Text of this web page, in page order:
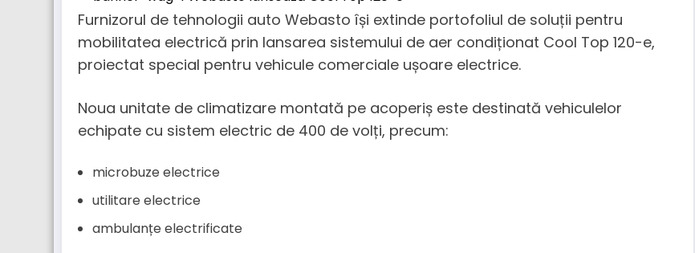
Furnizorul de tehnologii auto Webasto își extinde portofoliul de soluții pentru
mobilitatea electrică prin lansarea sistemului de aer condiționat Cool Top 120-e,
proiectat special pentru vehicule comerciale ușoare electrice.
Noua unitate de climatizare montată pe acoperiș este destinată vehiculelor
echipate cu sistem electric de 400 de volți, precum:
microbuze electrice
utilitare electrice
ambulanțe electrificate